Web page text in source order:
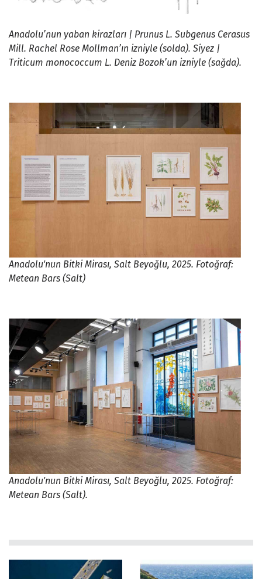
Anadolu’nun yaban kirazları | Prunus L. Subgenus Cerasus
Mill. Rachel Rose Mollman’ın izniyle (solda). Siyez |
Triticum monococcum L. Deniz Bozok’un izniyle (sağda).
Anadolu'nun Bitki Mirası, Salt Beyoğlu, 2025. Fotoğraf:
Metean Bars (Salt)
Anadolu'nun Bitki Mirası, Salt Beyoğlu, 2025. Fotoğraf:
Metean Bars (Salt).